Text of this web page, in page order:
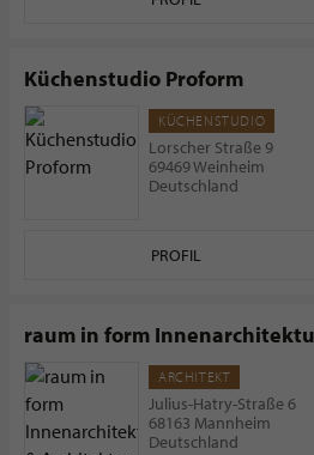
Küchenstudio Proform
KÜCHENSTUDIO
Lorscher Straße 9
69469 Weinheim
Deutschland
PROFIL
raum in form
ARCHITEKT
Julius-Hatry-Straße 6
68163 Mannheim
Deutschland